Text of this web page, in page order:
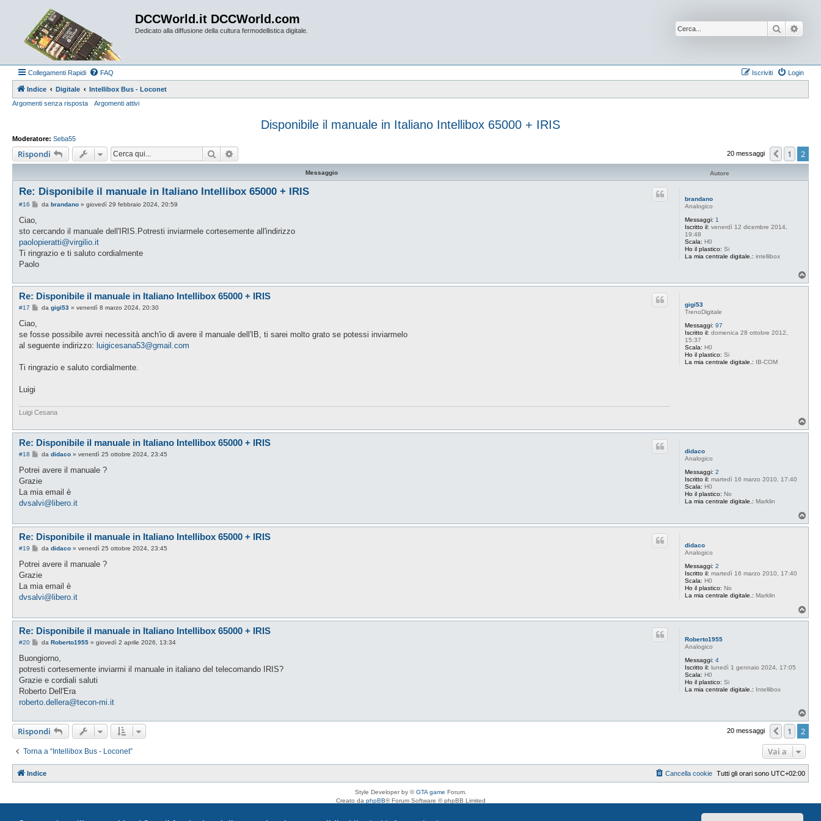
DCCWorld.it DCCWorld.com
Dedicato alla diffusione della cultura fermodellistica digitale. Cerca
Collegamenti Rapidi FAQ Login
Iscriviti
Indice Digitale
Intellibox Bus - Loconet
Argomenti senza risposta
Argomenti attivi
Disponibile il manuale in Italiano Intellibox 65000 + IRIS
Moderatore: Seba55
Rispondi Cerca 20 messaggi 1 2
Messaggio Autore
brandano
Analogico
Messaggi: 1
Iscritto il: venerdì 12 dicembre 2014,
19:48
Scala: H0
Ho il plastico: Si
La mia centrale digitale.: intellibox
Re: Disponibile il manuale in Italiano Intellibox 65000 + IRIS
#16
M
a
g
g
i
o
da brandano» giovedì 29 febbraio 2024, 20:59
Ciao,
sto cercando il manuale dell'IRIS.Potresti inviarmele cortesemente all'indirizzo
paolopieratti@virgilio.it
Ti ringrazio e ti saluto cordialmente
Paolo
o
gigi53
TrenoDigitale
Messaggi: 97
Iscritto il: domenica 28 ottobre 2012,
15:37
Scala: H0
Ho il plastico: Si
La mia centrale digitale.: IB-COM
Re: Disponibile il manuale in Italiano Intellibox 65000 + IRIS
#17
M
a
g
g
o
da gigi53» venerdì 8 marzo 2024, 20:30
Ciao,
se fosse possibile avrei necessità anch'io di avere il manuale dell'IB, ti sarei molto grato se potessi inviarmelo
al seguente indirizzo: luigicesana53@gmail.com
Ti ringrazio e saluto cordialmente.
Luigi
Luigi Cesana
o
didaco
Analogico
Messaggi: 2
Iscritto il: martedì 16 marzo 2010, 17:40
Scala: H0
Ho il plastico: No
La mia centrale digitale.: Marklin
Re: Disponibile il manuale in Italiano Intellibox 65000 + IRIS
#18
M
s
a
g
i
da didaco» venerdì 25 ottobre 2024, 23:45
Potrei avere il manuale ?
Grazie
La mia email è
dvsalvi@libero.it
o
didaco
Analogico
Messaggi: 2
Iscritto il: martedì 16 marzo 2010, 17:40
Scala: H0
Ho il plastico: No
La mia centrale digitale.: Marklin
Re: Disponibile il manuale in Italiano Intellibox 65000 + IRIS
#19
M
s
a
g
i
da didaco» venerdì 25 ottobre 2024, 23:45
Potrei avere il manuale ?
Grazie
La mia email è
dvsalvi@libero.it
o
Roberto1955
Analogico
Messaggi: 4
Iscritto il: lunedì 1 gennaio 2024, 17:05
Scala: H0
Ho il plastico: Si
La mia centrale digitale.: Intellibox
Re: Disponibile il manuale in Italiano Intellibox 65000 + IRIS
#20
M
s
s
a
g
i
o
da Roberto1955» giovedì 2 aprile 2026, 13:34
Buongiorno,
potresti cortesemente inviarmi il manuale in italiano del telecomando IRIS?
Grazie e cordiali saluti
Roberto Dell'Era
roberto.dellera@tecon-mi.it
o
Rispondi 20 messaggi 1 2
Torna a “Intellibox Bus - Loconet” Vai a
Indice Tutti gli orari sono UTC+02:00
Cancella cookie
Style Developer by ©GTA game Forum.
Creato da phpBB® Forum Software © phpBB Limited